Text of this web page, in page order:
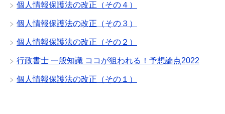
個人情報保護法の改正（その４）
個人情報保護法の改正（その３）
個人情報保護法の改正（その２）
行政書士 一般知識 ココが狙われる！予想論点2022
個人情報保護法の改正（その１）